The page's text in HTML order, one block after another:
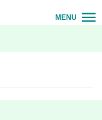
MENU